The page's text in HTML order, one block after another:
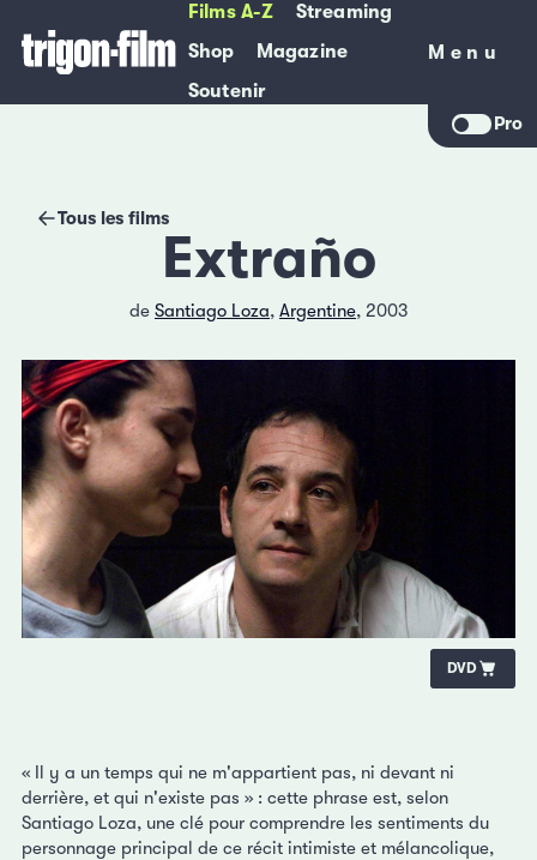
Films A-Z
Streaming
Shop
Magazine
Soutenir
Menu
Menu
Pro
Tous les films
Extraño
de Santiago Loza, Argentine, 2003
DVD
« Il y a un temps qui ne m'appartient pas, ni devant ni
derrière, et qui n'existe pas » : cette phrase est, selon
Santiago Loza, une clé pour comprendre les sentiments du
personnage principal de ce récit intimiste et mélancolique,